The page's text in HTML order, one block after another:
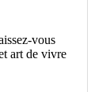
vous
art de vivre